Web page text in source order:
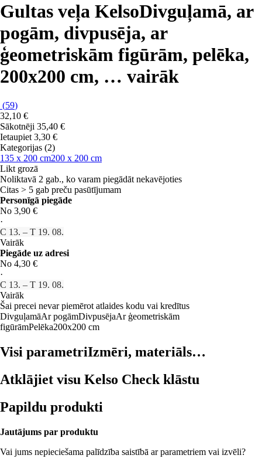
Gultas veļa KelsoDivguļamā, ar
pogām, divpusēja, ar
ģeometriskām figūrām, pelēka,
200x200 cm, … vairāk
(59)
32,10 €
Sākotnēji 35,40 €
Ietaupiet 3,30 €
Kategorijas (2)
135 x 200 cm200 x 200 cm
Likt grozā
Noliktavā 2 gab., ko varam piegādāt nekavējoties
Citas > 5 gab preču pasūtījumam
Personīgā piegāde
No 3,90 €
·
C 13. – T 19. 08.
Vairāk
Piegāde uz adresi
No 4,30 €
·
C 13. – T 19. 08.
Vairāk
Šai precei nevar piemērot atlaides kodu vai kredītus
DivguļamāAr pogāmDivpusējaAr ģeometriskām
figūrāmPelēka200x200 cm
Visi parametriIzmēri, materiāls…
Atklājiet visu Kelso Check klāstu
Papildu produkti
Jautājums par produktu
Vai jums nepieciešama palīdzība saistībā ar parametriem vai izvēli?